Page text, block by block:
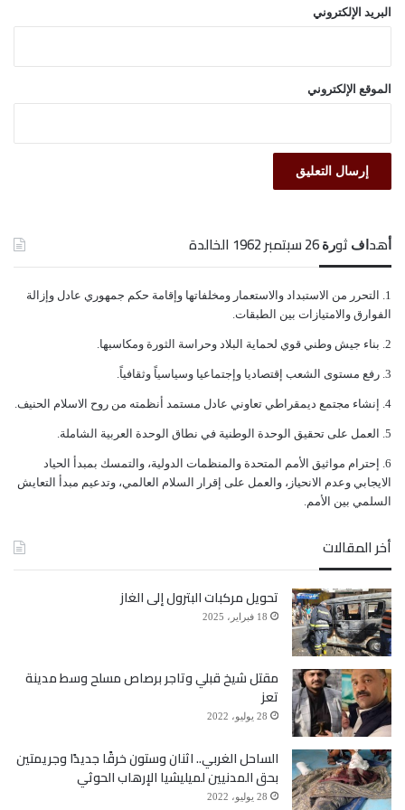
الدخل المحدود بمنطقة عريض آل الشيخ في مديرية
والإغاثية التي تبذلها على مختلف الصعد لمساعدة الأشقاء
المعيشية.
الأسر المحتاجة والمتضررة في المحافظة.
كما قام الهلال الأحمر بتنفيذ حملات إغاثية لمساعدة
متضرري السيول في الساحل الغربي، حيث وزعت الفرق
ألف نسمة منذ بدء عام التسامح 2019 إلى سبتمبر الجاري.
السلطات المحلية اليمنية حملة «العودة إلى المدرسة في
الساحل الغربي» بافتتاح مدرسة وتأثيثها وتوزيع الحقيبة
الحرب التي تشنها ميليشيات الحوثي الإرهابية على أبناء
الشعب، وسيتم افتتاحها في أعقاب إعادة ترميمها وتأهيلها
بدعم من الإمارات.
وتتضمن الحملة التي تم تدشينها من مديرية المخا
البريد الإلكتروني
الموقع الإلكتروني
ﺃﻫﺪﺍﻑ ﺛﻮﺭﺓ 26 ﺳﺒﺘﻤﺒﺮ 1962 الخالدة
ﺍﻟﺘﺤﺮﺭ ﻣﻦ ﺍﻻﺳﺘﺒﺪﺍﺩ ﻭﺍﻻﺳﺘﻌﻤﺎﺭ ﻭﻣﺨﻠﻔﺎﺗﻬﺎ ﻭﺇﻗﺎﻣﺔ ﺣﻜﻢ ﺟﻤﻬﻮﺭﻱ ﻋﺎﺩﻝ ﻭﺇﺯﺍﻟﺔ
ﺍﻟﻔﻮﺍﺭﻕ ﻭﺍﻻﻣﺘﻴﺎﺯﺍﺕ ﺑﻴﻦ ﺍﻟﻄﺒﻘﺎﺕ.
ﺑﻨﺎﺀ ﺟﻴﺶ ﻭﻃﻨﻲ ﻗﻮﻱ ﻟﺤﻤﺎﻳﺔ ﺍﻟﺒﻼﺩ ﻭﺣﺮﺍﺳﺔ ﺍﻟﺜﻮﺭﺓ ﻭﻣﻜﺎﺳﺒﻬﺎ.
ﺭﻓﻊ ﻣﺴﺘﻮﻯ ﺍﻟﺸﻌﺐ ﺇﻗﺘﺼﺎﺩﻳﺎ ﻭﺇﺟﺘﻤﺎﻋﻴﺎ ﻭﺳﻴﺎﺳﻴﺎً ﻭﺛﻘﺎﻓﻴﺎً.
ﺇﻧﺸﺎﺀ ﻣﺠﺘﻤﻊ ﺩﻳﻤﻘﺮﺍﻃﻲ ﺗﻌﺎﻭﻧﻲ ﻋﺎﺩﻝ ﻣﺴﺘﻤﺪ ﺃﻧﻈﻤﺘﻪ ﻣﻦ ﺭﻭﺡ ﺍﻻﺳﻼﻡ ﺍﻟﺤﻨﻴﻒ.
ﺍﻟﻌﻤﻞ ﻋﻠﻰ ﺗﺤﻘﻴﻖ ﺍﻟﻮﺣﺪﺓ ﺍﻟﻮﻃﻨﻴﺔ ﻓﻲ ﻧﻄﺎﻕ ﺍﻟﻮﺣﺪﺓ ﺍﻟﻌﺮﺑﻴﺔ ﺍﻟﺸﺎﻣﻠﺔ.
ﺇﺣﺘﺮﺍﻡ ﻣﻮﺍﺛﻴﻖ الأﻣﻢ ﺍﻟﻤﺘﺤﺪﺓ ﻭﺍﻟﻤﻨﻈﻤﺎﺕ ﺍﻟﺪﻭﻟﻴﺔ، ﻭﺍﻟﺘﻤﺴﻚ ﺑﻤﺒﺪﺃ ﺍﻟﺤﻴﺎﺩ
ﺍﻻﻳﺠﺎﺑﻲ ﻭﻋﺪﻡ ﺍﻻﻧﺤﻴﺎﺯ، ﻭﺍﻟﻌﻤﻞ ﻋﻠﻰ ﺇﻗﺮﺍﺭ ﺍﻟﺴﻼﻡ ﺍﻟﻌﺎﻟﻤﻲ، ﻭﺗﺪﻋﻴﻢ ﻣﺒﺪﺃ ﺍﻟﺘﻌﺎﻳﺶ
ﺍﻟﺴﻠﻤﻲ ﺑﻴﻦ ﺍﻷﻣﻢ.
أخر المقالات
تحويل مركبات البترول إلى الغاز
18 فبراير، 2025
مقتل شيخ قبلي وتاجر برصاص مسلح وسط مدينة
تعز
28 يوليو، 2022
الساحل الغربي.. اثنان وستون خرقًا جديدًا وجريمتين
بحق المدنيين لميليشيا الإرهاب الحوثي
28 يوليو، 2022